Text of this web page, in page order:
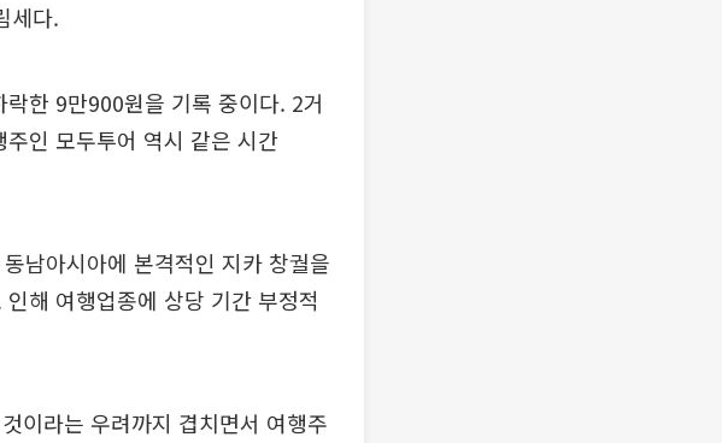
세다.
한 9만900원을 기록 중이다. 2거
인 모두투어 역시 같은 시간
남아시아에 본격적인 지카 창궐을
해 여행업종에 상당 기간 부정적
이라는 우려까지 겹치면서 여행주